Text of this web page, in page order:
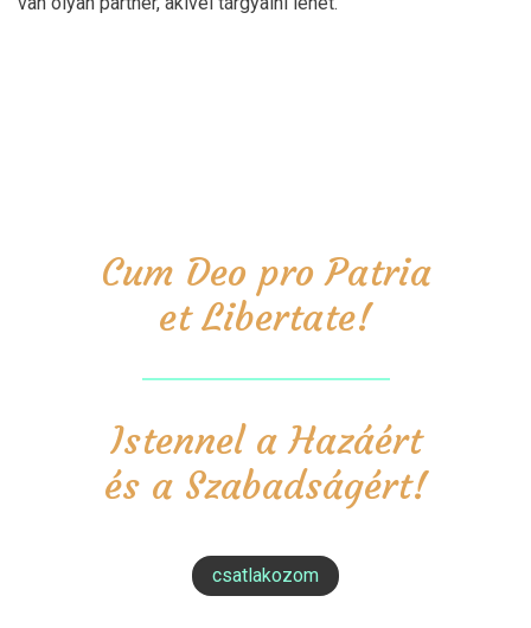
Cum Deo pro Patria
et Libertate!
Istennel a Hazáért
és a Szabadságért!
csatlakozom